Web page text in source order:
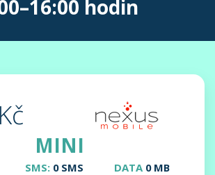
hodin
MINI
SMS: 0 SMS DATA 0 MB